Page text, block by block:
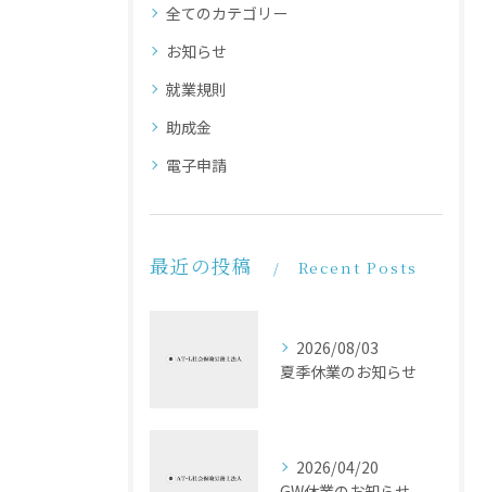
全てのカテゴリー
お知らせ
就業規則
助成金
電子申請
最近の投稿 Recent Posts
2026/08/03
夏季休業のお知らせ
2026/04/20